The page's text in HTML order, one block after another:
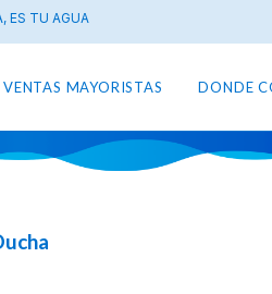
ES TU AGUA
VENTAS MAYORISTAS DONDE